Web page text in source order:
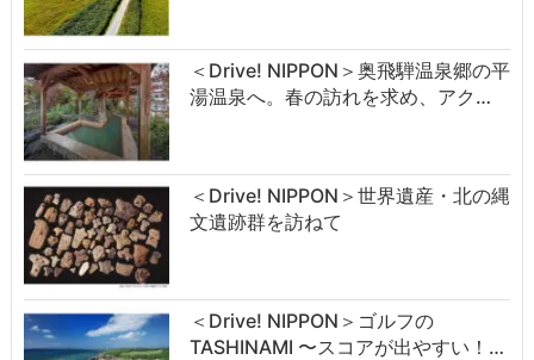
＜Drive! NIPPON＞奥飛騨温泉郷の平
湯温泉へ。春の訪れを求め、アク…
＜Drive! NIPPON＞世界遺産・北の縄
文遺跡群を訪ねて
＜Drive! NIPPON＞ゴルフの
TASHINAMI 〜スコアが出やすい！…